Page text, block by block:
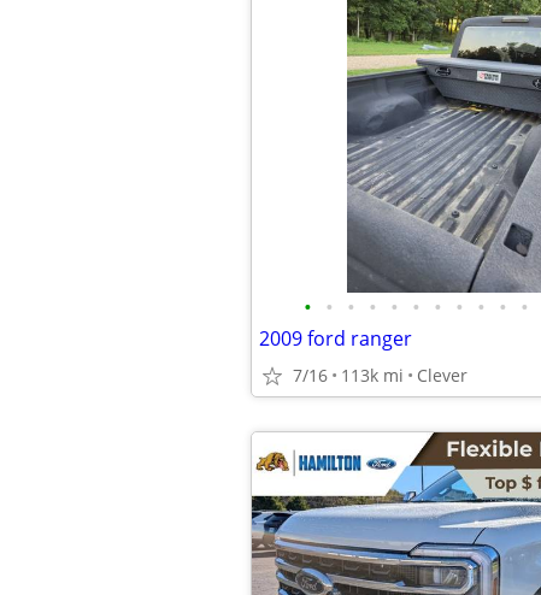
• • • • • • • • • • •
2009 ford ranger
7/16 113k mi Clever